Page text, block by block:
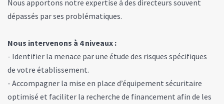
Nous apportons notre expertise à des directeurs souvent
dépassés par ses problématiques.
Nous intervenons à 4 niveaux :
- Identifier la menace par une étude des risques spécifiques
de votre établissement.
- Accompagner la mise en place d’équipement sécuritaire
optimisé et faciliter la recherche de financement afin de les